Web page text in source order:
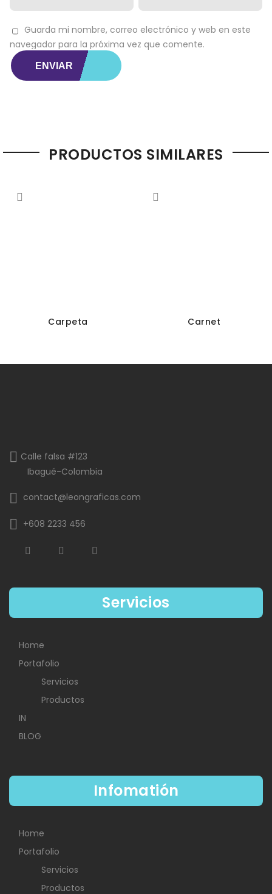
Guarda mi nombre, correo electrónico y web en este
navegador para la próxima vez que comente.
PRODUCTOS SIMILARES
Carpeta Carnet
Calle falsa #123
Ibagué-Colombia
contact@leongraficas.com
+608 2233 456
Servicios
Home
Portafolio
Servicios
Productos
IN
BLOG
Infomatión
Home
Portafolio
Servicios
Productos